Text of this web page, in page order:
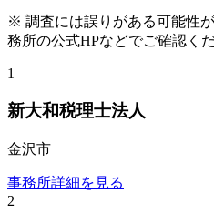
※ 調査には誤りがある可能性
務所の公式HPなどでご確認くだ
1
新大和税理士法人
金沢市
事務所詳細を見る
2